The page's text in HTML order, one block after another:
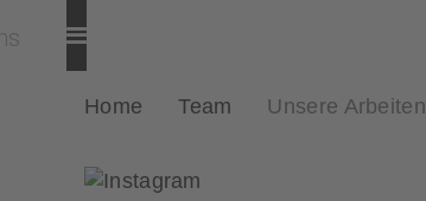
Home Team Unsere Arbeiten